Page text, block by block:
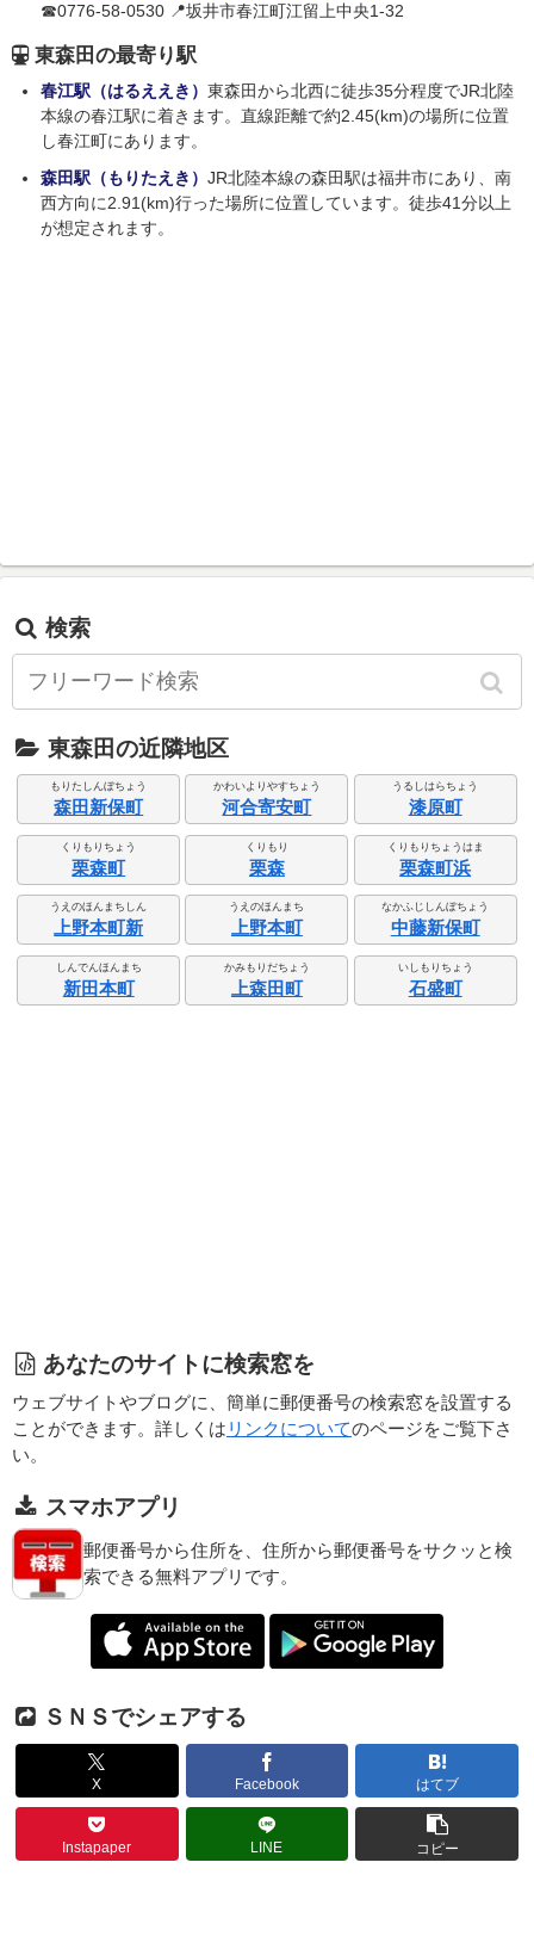
☎0776-58-0530 📍坂井市春江町江留上中央1-32
東森田の最寄り駅
春江駅（はるええき） 東森田から北西に徒歩35分程度でJR北陸
本線の春江駅に着きます。直線距離で約2.45(km)の場所に位置
し春江町にあります。
森田駅（もりたえき） JR北陸本線の森田駅は福井市にあり、南
西方向に2.91(km)行った場所に位置しています。徒歩41分以上
が想定されます。
検索
東森田の近隣地区
もりたしんぼちょう
森田新保町
かわいよりやすちょう
河合寄安町
うるしはらちょう
漆原町
くりもりちょう
栗森町
くりもり
栗森
くりもりちょうはま
栗森町浜
うえのほんまちしん
上野本町新
うえのほんまち
上野本町
なかふじしんぼちょう
中藤新保町
しんでんほんまち
新田本町
かみもりだちょう
上森田町
いしもりちょう
石盛町
あなたのサイトに検索窓を
ウェブサイトやブログに、簡単に郵便番号の検索窓を設置する
ことができます。詳しくは リンクについてのページをご覧下さ
い。
スマホアプリ
郵便番号から住所を、住所から郵便番号をサクッと検
索できる無料アプリです。
ＳＮＳでシェアする
X Facebook はてブ
Instapaper LINE コピー